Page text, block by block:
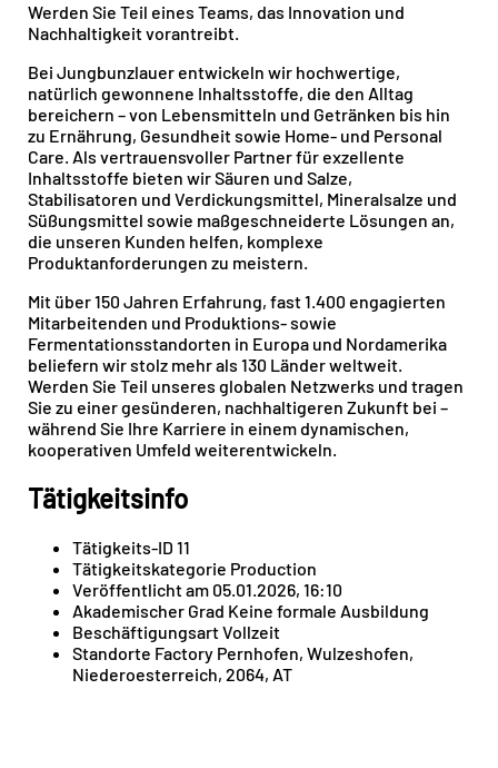
Werden Sie Teil eines Teams, das Innovation und
Nachhaltigkeit vorantreibt.
Bei Jungbunzlauer entwickeln wir hochwertige,
natürlich gewonnene Inhaltsstoffe, die den Alltag
bereichern – von Lebensmitteln und Getränken bis hin
zu Ernährung, Gesundheit sowie Home- und Personal
Care. Als vertrauensvoller Partner für exzellente
Inhaltsstoffe bieten wir Säuren und Salze,
Stabilisatoren und Verdickungsmittel, Mineralsalze und
Süßungsmittel sowie maßgeschneiderte Lösungen an,
die unseren Kunden helfen, komplexe
Produktanforderungen zu meistern.
Mit über 150 Jahren Erfahrung, fast 1.400 engagierten
Mitarbeitenden und Produktions- sowie
Fermentationsstandorten in Europa und Nordamerika
beliefern wir stolz mehr als 130 Länder weltweit.
Werden Sie Teil unseres globalen Netzwerks und tragen
Sie zu einer gesünderen, nachhaltigeren Zukunft bei –
während Sie Ihre Karriere in einem dynamischen,
kooperativen Umfeld weiterentwickeln.
Tätigkeitsinfo
Tätigkeits-ID 11
Tätigkeitskategorie Production
Veröffentlicht am 05.01.2026, 16:10
Akademischer Grad Keine formale Ausbildung
Beschäftigungsart Vollzeit
Standorte Factory Pernhofen, Wulzeshofen,
Niederoesterreich, 2064, AT